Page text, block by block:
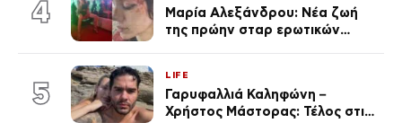
4
Μαρία Αλεξάνδρου: Νέα ζωή
της πρώην σταρ ερωτικών
(Φωτογραφίες)
5
LIFE
Γαρυφαλλιά Καληφώνη –
Χρήστος Μάστορας: Τέλος στις